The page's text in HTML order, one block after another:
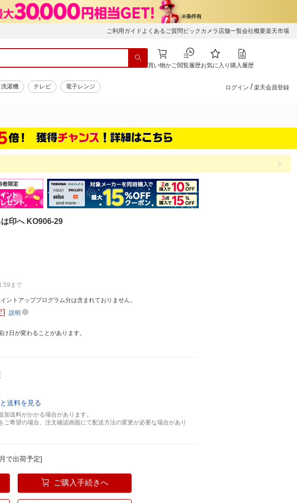
ご利用ガイド よくあるご質問 ビックカメラ店舗一覧会社概要楽天市場
買い物かご閲覧履歴お気に入り 購入履歴
洗濯機 テレビ 電子レンジ ログイン / 楽天会員登録
印へ KO906-29
まで
ントアッププログラム分は含まれておりません。
]説明
日が変わることがあります。
送料を見る
送料がかかる場合があります。
希望の場合、注文確認画面にて配送方法の変更が必要な場合があり
で出荷予定]
ご購入手続きへ